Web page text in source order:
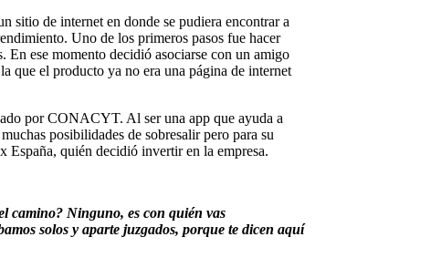
sitio de internet en donde se pudiera encontrar a
Uno de los primeros pasos fue hacer
En ese momento decidió asociarse con un amigo
que el producto ya no era una página de internet
por CONACYT. Al ser una app que ayuda a
posibilidades de sobresalir pero para su
España, quién decidió invertir en la empresa.
camino? Ninguno, es con quién vas
solos y aparte juzgados, porque te dicen aquí